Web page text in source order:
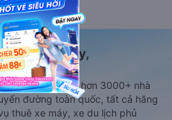
Máy bay,
phương tiện với hơn 3000+ nhà
đường toàn quốc, tất cả hãng
thuê xe máy, xe du lịch phủ